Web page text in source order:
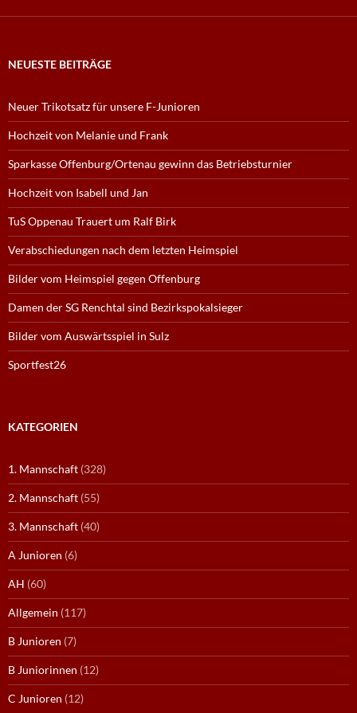
NEUESTE BEITRÄGE
Neuer Trikotsatz für unsere F-Junioren
Hochzeit von Melanie und Frank
Sparkasse Offenburg/Ortenau gewinn das Betriebsturnier
Hochzeit von Isabell und Jan
TuS Oppenau Trauert um Ralf Birk
Verabschiedungen nach dem letzten Heimspiel
Bilder vom Heimspiel gegen Offenburg
Damen der SG Renchtal sind Bezirkspokalsieger
Bilder vom Auswärtsspiel in Sulz
Sportfest26
KATEGORIEN
1. Mannschaft (328)
2. Mannschaft (55)
3. Mannschaft (40)
A Junioren (6)
AH (60)
Allgemein (117)
B Junioren (7)
B Juniorinnen (12)
C Junioren (12)